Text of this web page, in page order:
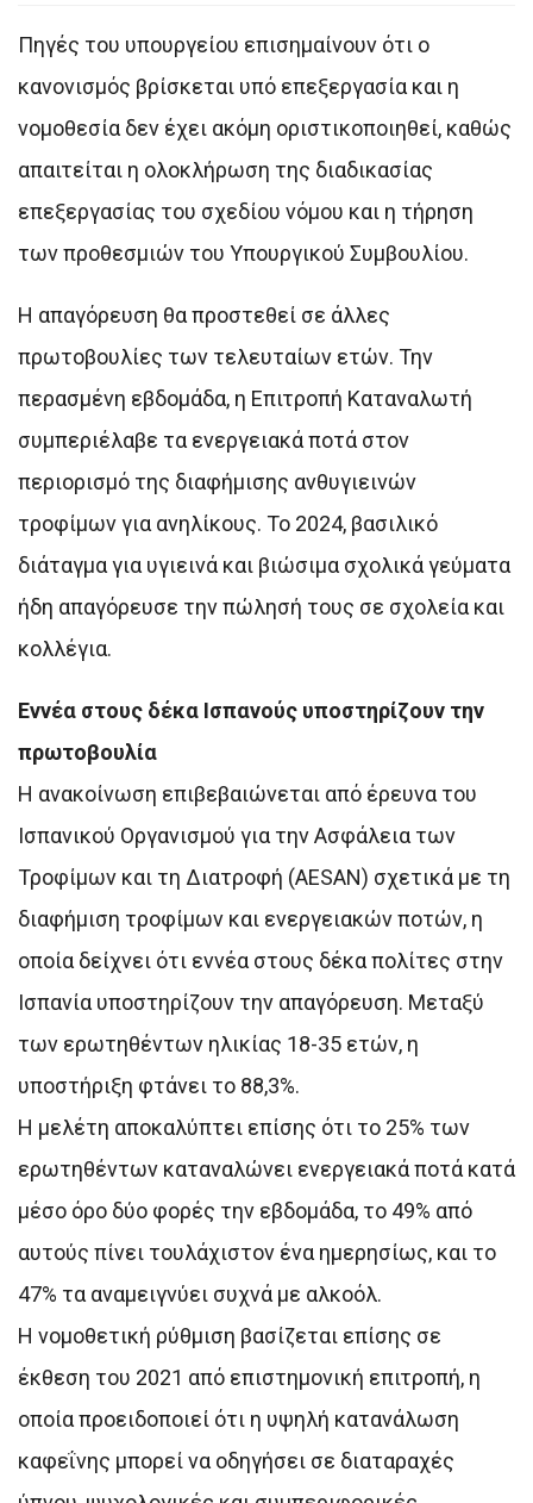
Πηγές του υπουργείου επισημαίνουν ότι ο
κανονισμός βρίσκεται υπό επεξεργασία και η
νομοθεσία δεν έχει ακόμη οριστικοποιηθεί, καθώς
απαιτείται η ολοκλήρωση της διαδικασίας
επεξεργασίας του σχεδίου νόμου και η τήρηση
των προθεσμιών του Υπουργικού Συμβουλίου.
Η απαγόρευση θα προστεθεί σε άλλες
πρωτοβουλίες των τελευταίων ετών. Την
περασμένη εβδομάδα, η Επιτροπή Καταναλωτή
συμπεριέλαβε τα ενεργειακά ποτά στον
περιορισμό της διαφήμισης ανθυγιεινών
τροφίμων για ανηλίκους. Το 2024, βασιλικό
διάταγμα για υγιεινά και βιώσιμα σχολικά γεύματα
ήδη απαγόρευσε την πώλησή τους σε σχολεία και
κολλέγια.
Εννέα στους δέκα Ισπανούς υποστηρίζουν την
πρωτοβουλία
Η ανακοίνωση επιβεβαιώνεται από έρευνα του
Ισπανικού Οργανισμού για την Ασφάλεια των
Τροφίμων και τη Διατροφή (AESAN) σχετικά με τη
διαφήμιση τροφίμων και ενεργειακών ποτών, η
οποία δείχνει ότι εννέα στους δέκα πολίτες στην
Ισπανία υποστηρίζουν την απαγόρευση. Μεταξύ
των ερωτηθέντων ηλικίας 18-35 ετών, η
υποστήριξη φτάνει το 88,3%.
Η μελέτη αποκαλύπτει επίσης ότι το 25% των
ερωτηθέντων καταναλώνει ενεργειακά ποτά κατά
μέσο όρο δύο φορές την εβδομάδα, το 49% από
αυτούς πίνει τουλάχιστον ένα ημερησίως, και το
47% τα αναμειγνύει συχνά με αλκοόλ.
Η νομοθετική ρύθμιση βασίζεται επίσης σε
έκθεση του 2021 από επιστημονική επιτροπή, η
οποία προειδοποιεί ότι η υψηλή κατανάλωση
καφεΐνης μπορεί να οδηγήσει σε διαταραχές